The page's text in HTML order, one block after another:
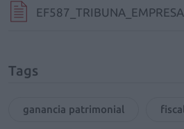
Tags
ganancia patrimonial